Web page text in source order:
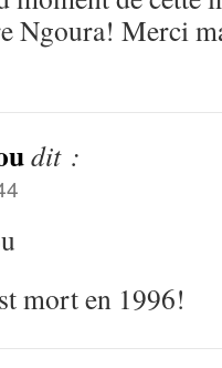
Ngoura! Merci
dit :
mort en 1996!